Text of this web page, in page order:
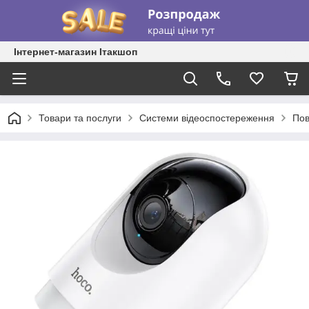
Інтернет-магазин Ітакшоп
Товари та послуги Системи відеоспостереження